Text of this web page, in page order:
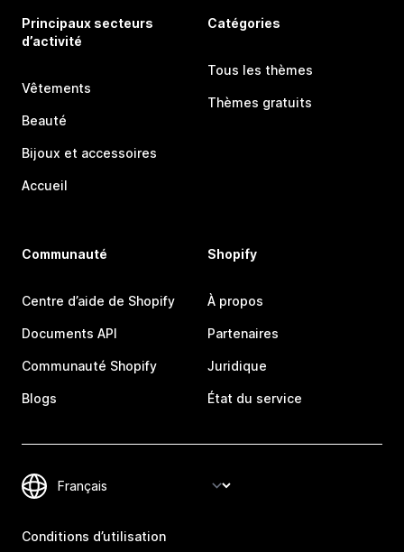
Principaux secteurs
d’activité
Vêtements
Beauté
Bijoux et accessoires
Accueil
Catégories
Tous les thèmes
Thèmes gratuits
Communauté
Centre d’aide de Shopify
Documents API
Communauté Shopify
Blogs
Shopify
À propos
Partenaires
Juridique
État du service
Conditions d’utilisation